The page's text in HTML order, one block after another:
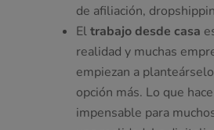
de afiliación,
Eltrabajo desde casa
realidad y muchas
empiezan a
opción más. Lo que
impensable para